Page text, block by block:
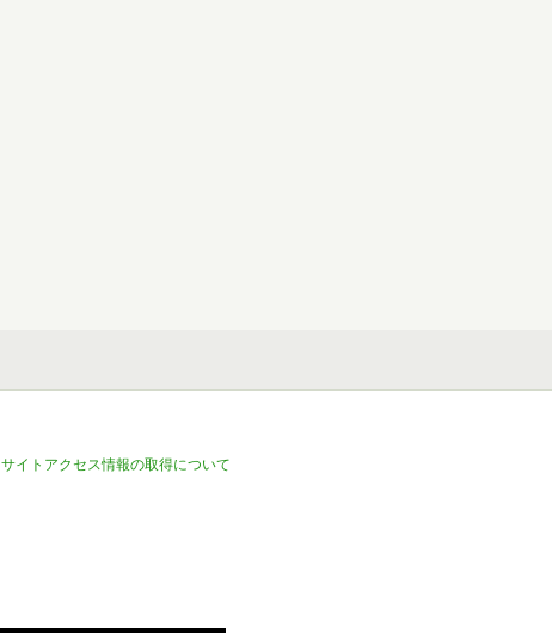
サイトアクセス情報の取得について